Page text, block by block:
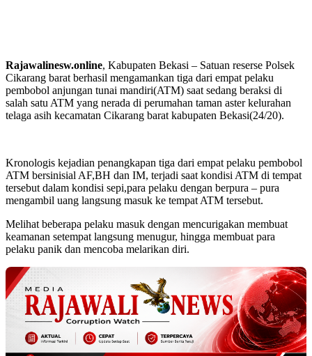
Rajawalinesw.online, Kabupaten Bekasi – Satuan reserse Polsek
Cikarang barat berhasil mengamankan tiga dari empat pelaku
pembobol anjungan tunai mandiri(ATM) saat sedang beraksi di
salah satu ATM yang nerada di perumahan taman aster kelurahan
telaga asih kecamatan Cikarang barat kabupaten Bekasi(24/20).
Kronologis kejadian penangkapan tiga dari empat pelaku pembobol
ATM bersinisial AF,BH dan IM, terjadi saat kondisi ATM di tempat
tersebut dalam kondisi sepi,para pelaku dengan berpura – pura
mengambil uang langsung masuk ke tempat ATM tersebut.
Melihat beberapa pelaku masuk dengan mencurigakan membuat
keamanan setempat langsung menugur, hingga membuat para
pelaku panik dan mencoba melarikan diri.